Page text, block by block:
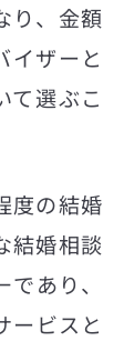
り、金額
イザーと
て選ぶこ
度の結婚
結婚相談
あり、
ービスと